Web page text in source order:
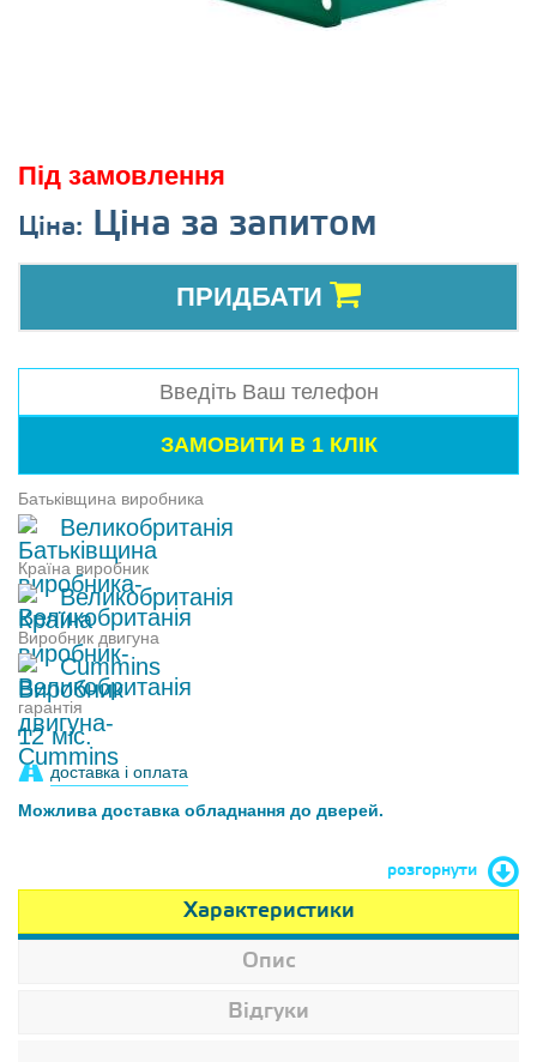
Під замовлення
Ціна: Ціна за запитом
ПРИДБАТИ
Батьківщина виробника
Великобританія
Країна виробник
Великобританія
Виробник двигуна
Cummins
гарантія
12 міс.
доставка і оплата
Можлива доставка обладнання до дверей.
розгорнути
Характеристики
Опис
Відгуки